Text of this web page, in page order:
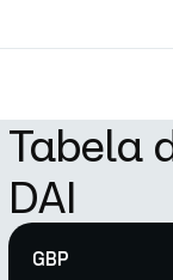
Tabela
DAI
GBP